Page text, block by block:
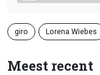
giro Lorena Wiebes
Meest recent